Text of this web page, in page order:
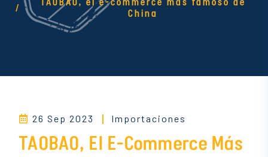
TAOBAO, el e-commerce más famoso de
China
26 Sep 2023 Importaciones
TAOBAO, El E-Commerce Más